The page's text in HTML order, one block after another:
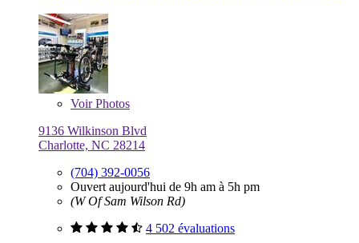
VoirPhotos
9136 Wilkinson Blvd
Charlotte, NC 28214
(704) 392-0056
Ouvert aujourd'hui de 9h am à 5h pm
(W Of Sam Wilson Rd)
4 502 évaluations